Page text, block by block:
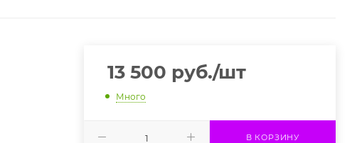
13 500 руб./шт
Много
В КОРЗИНУ